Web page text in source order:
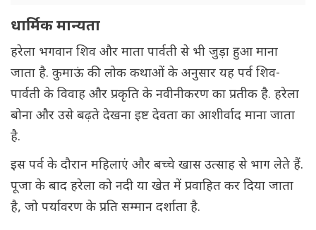
धार्मिक मान्यता
हरेला भगवान शिव और माता पार्वती से भी जुड़ा हुआ माना
जाता है. कुमाऊं की लोक कथाओं के अनुसार यह पर्व शिव-
पार्वती के विवाह और प्रकृति के नवीनीकरण का प्रतीक है. हरेला
बोना और उसे बढ़ते देखना इष्ट देवता का आशीर्वाद माना जाता
है.
इस पर्व के दौरान महिलाएं और बच्चे खास उत्साह से भाग लेते हैं.
पूजा के बाद हरेला को नदी या खेत में प्रवाहित कर दिया जाता
है, जो पर्यावरण के प्रति सम्मान दर्शाता है.